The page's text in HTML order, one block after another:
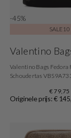
-45%
SALE10
Valentino
Valentino Bags Fedora
Schoudertas
€ 79,75
Originele prijs: €